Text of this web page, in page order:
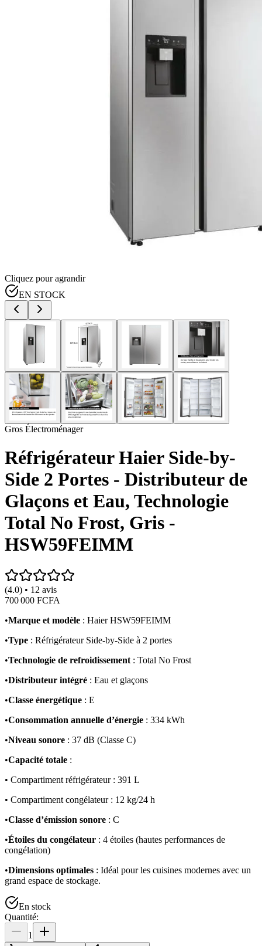
Cliquez pour agrandir
EN STOCK
Gros Électroménager
Réfrigérateur Haier Side-by-
Side 2 Portes - Distributeur de
Glaçons et Eau, Technologie
Total No Frost, Gris -
HSW59FEIMM
(4.0) • 12 avis
700 000 FCFA
•Marque et modèle : Haier HSW59FEIMM
•Type : Réfrigérateur Side-by-Side à 2 portes
•Technologie de refroidissement : Total No Frost
•Distributeur intégré : Eau et glaçons
•Classe énergétique : E
•Consommation annuelle d’énergie : 334 kWh
•Niveau sonore : 37 dB (Classe C)
•Capacité totale :
• Compartiment réfrigérateur : 391 L
• Compartiment congélateur : 12 kg/24 h
•Classe d’émission sonore : C
•Étoiles du congélateur : 4 étoiles (hautes performances de
congélation)
•Dimensions optimales : Idéal pour les cuisines modernes avec un
grand espace de stockage.
En stock
Quantité:
1